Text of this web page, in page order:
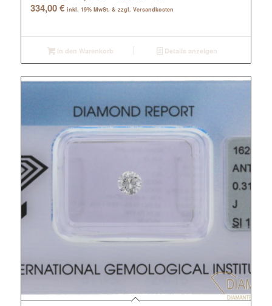
334,00€ inkl. 19% MwSt. & zzgl. Versandkosten
In den Warenkorb Details anzeigen